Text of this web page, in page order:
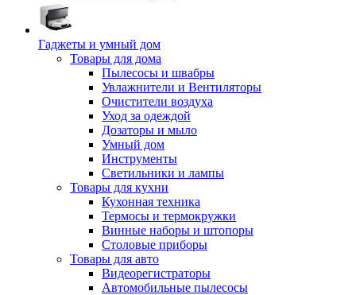
Гаджеты и умный дом
Товары для дома
Пылесосы и швабры
Увлажнители и Вентиляторы
Очистители воздуха
Уход за одеждой
Дозаторы и мыло
Умный дом
Инструменты
Светильники и лампы
Товары для кухни
Кухонная техника
Термосы и термокружки
Винные наборы и штопоры
Столовые приборы
Товары для авто
Видеорегистраторы
Автомобильные пылесосы